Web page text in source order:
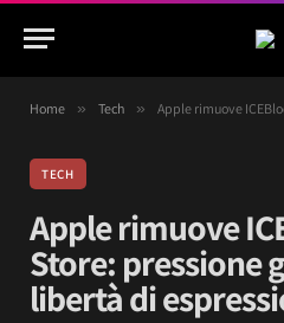
Home » Tech » Apple rimuove ICEBlock
TECH
Apple rimuove
Store: pressione
libertà di